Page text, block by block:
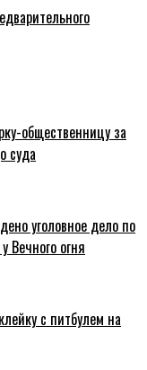
общественницу за
суда
уголовное дело по
Вечного огня
с питбулем на